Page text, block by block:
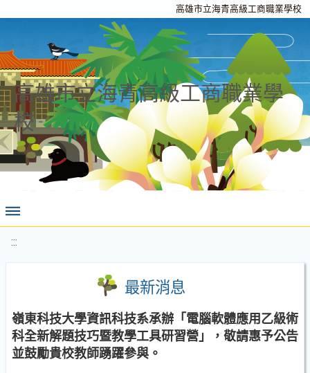
高雄市立海青高級工商職業學校
高雄市立海青高級工商職業學
校
:::
最新消息
嶺東科技大學資訊科技系承辦「電腦軟體應用乙級術
科全新解題技巧暨教學工具研習營」，敬請惠予公告
並鼓勵貴校教師踴躍參與。